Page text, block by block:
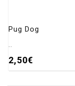
Pug Dog
2,50€